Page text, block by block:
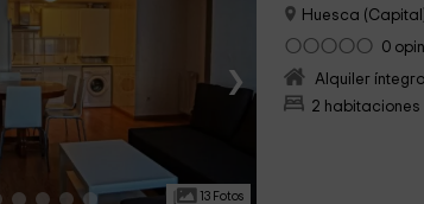
›
13 Fotos
Huesca
0
Alquiler íntegro
2 habitaciones